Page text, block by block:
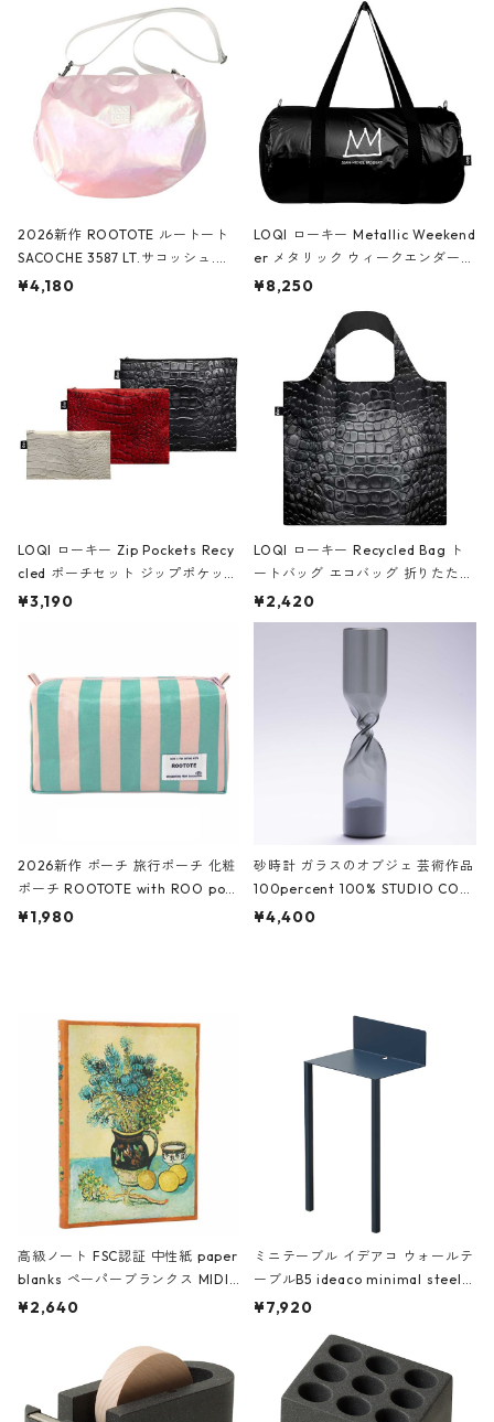
2026新作 ROOTOTE ルートート
SACOCHE 3587 LT.サコッシュ.ル
ミエ-B ショルダーバッグ グロスピ
¥4,180
LOQI ローキー Metallic Weekend
er メタリック ウィークエンダー
ボストンバッグ ショルダーバッグ
Black ジャン=ミッシェル・バスキ
ア/クラウン ブラック
¥8,250
LOQI ローキー Zip Pockets Recy
cled ポーチセット ジップポケット
ファスナーポーチ 撥水加工 トラベ
ーガンディー、オフホワイト
¥3,190
LOQI ローキー Recycled Bag ト
ートバッグ エコバッグ 折りたたみ
大きめ 撥水加工 収納ポーチ CRO
CODILE/Black クロコダイル/ブラ
¥2,420
2026新作 ポーチ 旅行ポーチ 化粧
ポーチ ROOTOTE with ROO pou
ch 3532 ルートート WR.ポーチ.ラ
¥1,980
砂時計 ガラスのオブジェ 芸術作品
100percent 100% STUDIO COH
AKU Timeless 100パーセント ス
¥4,400
高級ノート FSC認証 中性紙 paper
blanks ペーパーブランクス MIDI
ハードカバー 罫線 ヴァン・ゴッホ
¥2,640
ミニテーブル イデアコ ウォールテ
ーブルB5 ideaco minimal steel f
urniture WALL Table B5 ネイビー
¥7,920